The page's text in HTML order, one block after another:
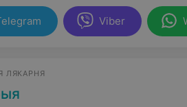
Viber
ЛЯКАРНЯ